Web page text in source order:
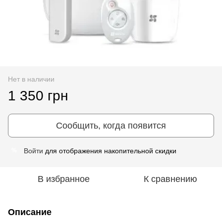
Нет в наличии
1 350 грн
Сообщить, когда появится
Войти для отображения накопительной скидки
В избранное К сравнению
Описание